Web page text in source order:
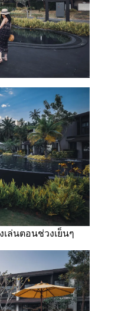
ล่นตอนช่วงเย็นๆ